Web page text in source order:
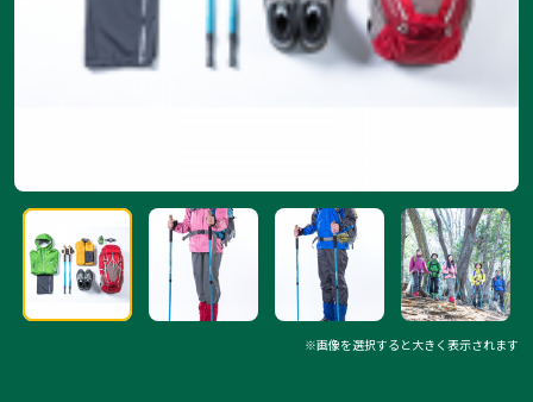
※画像を選択すると大きく表示されます